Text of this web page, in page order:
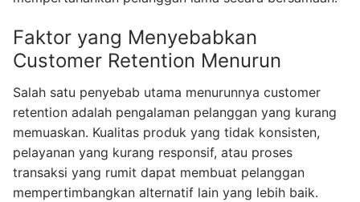
Faktor yang Menyebabkan
Customer Retention Menurun
Salah satu penyebab utama menurunnya customer
retention adalah pengalaman pelanggan yang kurang
memuaskan. Kualitas produk yang tidak konsisten,
pelayanan yang kurang responsif, atau proses
transaksi yang rumit dapat membuat pelanggan
mempertimbangkan alternatif lain yang lebih baik.